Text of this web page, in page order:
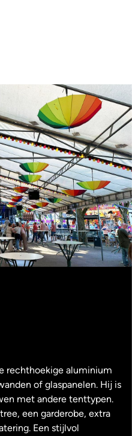
rechthoekige aluminium
of glaspanelen. Hij is
met andere tenttypen.
een garderobe, extra
Een stijlvol